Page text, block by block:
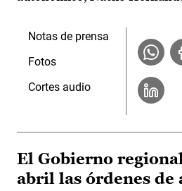
Notas de prensa
Fotos
Cortes audio
El Gobierno
abril las órdenes de